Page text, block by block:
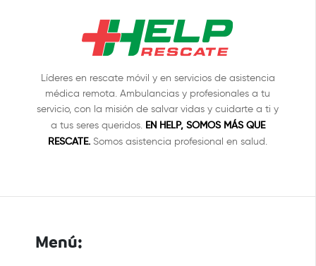
Líderes en rescate móvil y en servicios de asistencia
médica remota. Ambulancias y profesionales a tu
servicio, con la misión de salvar vidas y cuidarte a ti y
a tus seres queridos. EN HELP, SOMOS MÁS QUE
RESCATE. Somos asistencia profesional en salud.
Menú: